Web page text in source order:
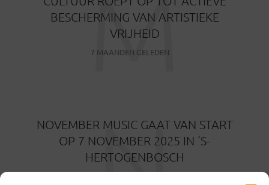
BESCHERMING VAN ARTISTIEKE
VRIJHEID
7 MAANDEN GELEDEN
M
NOVEMBER MUSIC GAAT VAN START
OP 7 NOVEMBER 2025 IN ‘S-
HERTOGENBOSCH